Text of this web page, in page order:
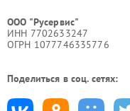
ООО "Русервис"
ИНН 7702633247
ОГРН 1077746335776
Поделиться в соц. сетях: